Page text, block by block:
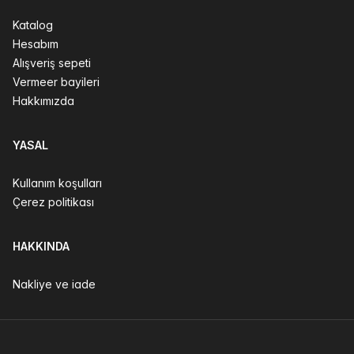
Katalog
Hesabım
Alışveriş sepeti
Vermeer bayileri
Hakkımızda
YASAL
Kullanım koşulları
Çerez politikası
HAKKINDA
Nakliye ve iade